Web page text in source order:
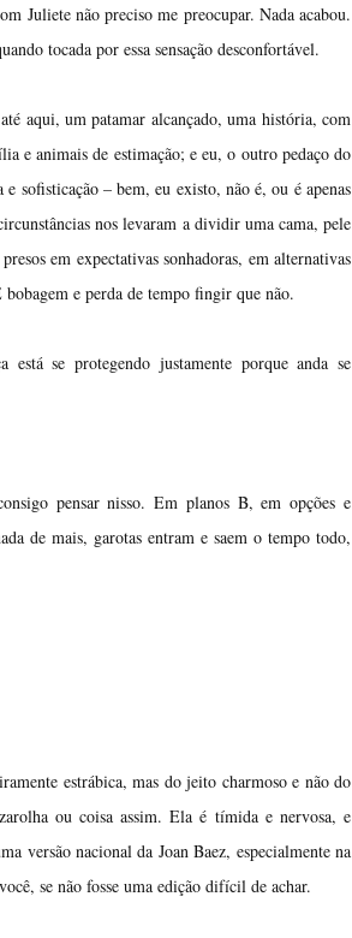
Juliete não preciso me preocupar. Nada acabou.
tocada por essa sensação desconfortável.
aqui, um patamar alcançado, uma história, com
e animais de estimação; e eu, o outro pedaço do
sofisticação – bem, eu existo, não é, ou é apenas
nos levaram a dividir uma cama, pele
em expectativas sonhadoras, em alternativas
e perda de tempo fingir que não.
se protegendo justamente porque anda se
pensar nisso. Em planos B, em opções e
de mais, garotas entram e saem o tempo todo,
estrábica, mas do jeito charmoso e não do
ou coisa assim. Ela é tímida e nervosa, e
versão nacional da Joan Baez, especialmente na
se não fosse uma edição difícil de achar.